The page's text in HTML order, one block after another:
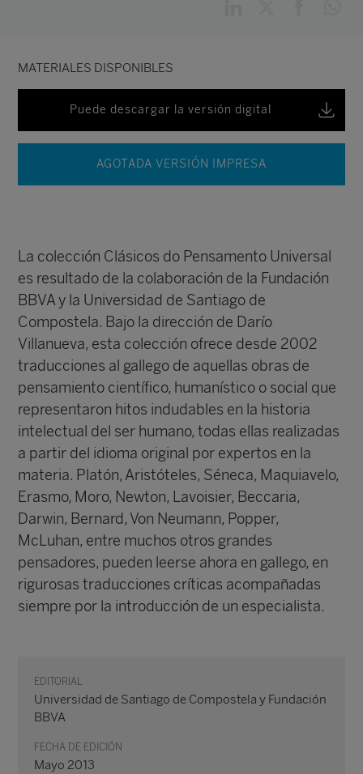
EDITORIAL
Universidad de Santiago de Compostela y Fundación
BBVA
FECHA DE EDICIÓN
Mayo 2013
La colección Clásicos do Pensamento Universal
es resultado de la colaboración de la Fundación
BBVA y la Universidad de Santiago de
Compostela. Bajo la dirección de Darío
Villanueva, esta colección ofrece desde 2002
traducciones al gallego de aquellas obras de
pensamiento científico, humanístico o social que
representaron hitos indudables en la historia
intelectual del ser humano, todas ellas realizadas
a partir del idioma original por expertos en la
materia. Platón, Aristóteles, Séneca, Maquiavelo,
Erasmo, Moro, Newton, Lavoisier, Beccaria,
Darwin, Bernard, Von Neumann, Popper,
McLuhan, entre muchos otros grandes
pensadores, pueden leerse ahora en gallego, en
rigurosas traducciones críticas acompañadas
siempre por la introducción de un especialista.
MATERIALES DISPONIBLES
Puede descargar la versión digital
AGOTADA VERSIÓN IMPRESA